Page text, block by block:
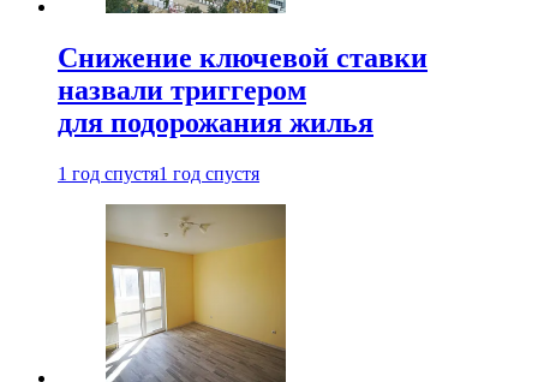
Снижение ключевой ставки
назвали триггером
для подорожания жилья
1 год спустя1 год спустя